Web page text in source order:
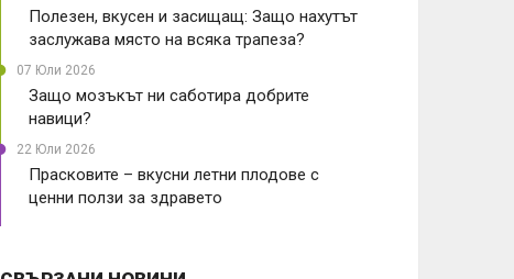
Полезен, вкусен и засищащ: Защо нахутът
заслужава място на всяка трапеза?
07 Юли 2026
Защо мозъкът ни саботира добрите
навици?
22 Юли 2026
Прасковите – вкусни летни плодове с
ценни ползи за здравето